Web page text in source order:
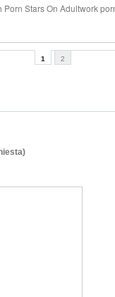
Stars On Adultwork
1 2